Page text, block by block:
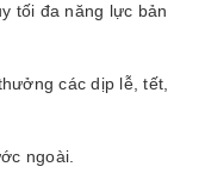
tối đa năng lực bản
các dịp lễ, tết,
ngoài.